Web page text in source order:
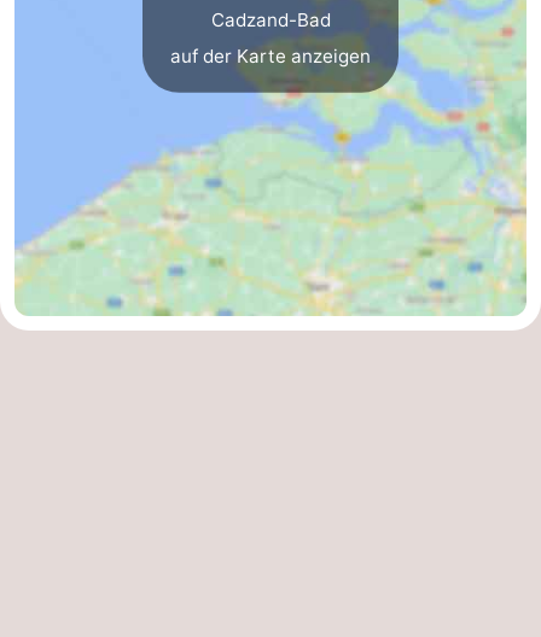
Wenduine
Wetter
Kontakt
Cadzand-Bad
auf der Karte anzeigen